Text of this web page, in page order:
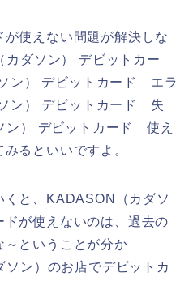
使えない問題が解決しな
ダソン） デビットカー
ン） デビットカード エラ
ン） デビットカード 失
ン） デビットカード 使え
るといいですよ。
くと、KADASON（カダソ
が使えないのは、過去の
ということが分か
ン）のお店でデビットカ